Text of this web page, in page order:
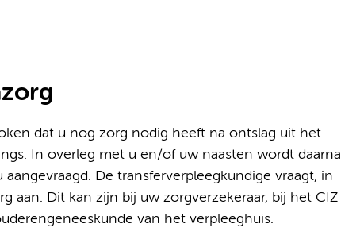
dat u nog zorg nodig heeft na ontslag uit het
In overleg met u en/of uw naasten wordt daarna
De transferverpleegkundige vraagt, in
aan. Dit kan zijn bij uw zorgverzekeraar, bij het CIZ
van het verpleeghuis.